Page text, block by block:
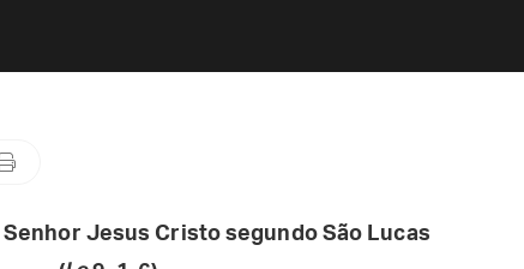
Senhor Jesus Cristo segundo São Lucas